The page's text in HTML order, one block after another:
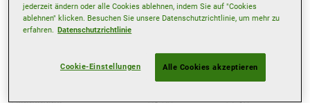
Öffnungszeiten
08:00
17:30
08:00
17:30
jederzeit ändern oder alle Cookies ablehnen, indem Sie auf "Cookies
ablehnen" klicken. Besuchen Sie unsere Datenschutzrichtlinie, um mehr zu
erfahren. Datenschutzrichtlinie
Cookie-Einstellungen Alle Cookies akzeptieren